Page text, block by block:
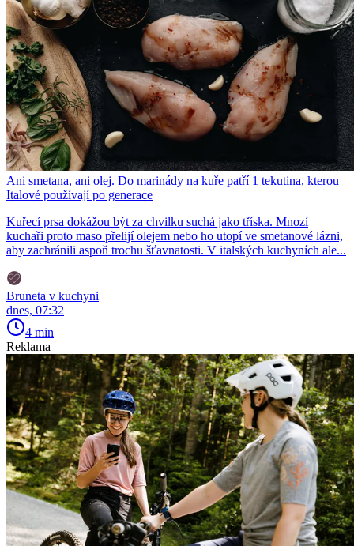
Ani smetana, ani olej. Do marinády na kuře patří 1 tekutina, kterou
Italové používají po generace
Kuřecí prsa dokážou být za chvilku suchá jako tříska. Mnozí
kuchaři proto maso přelijí olejem nebo ho utopí ve smetanové lázni,
aby zachránili aspoň trochu šťavnatosti. V italských kuchyních ale...
Bruneta v kuchyni
dnes, 07:32
4 min
Reklama